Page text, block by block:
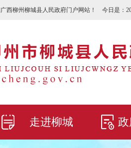
西柳州柳城县人民政府门户网站！ 今日是：
走进柳城